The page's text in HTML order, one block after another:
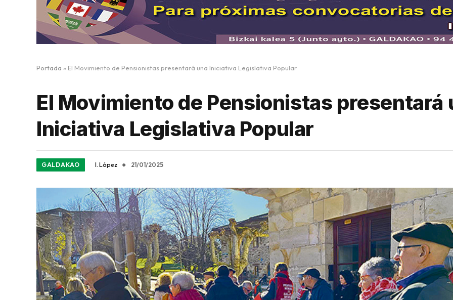
Portada » El Movimiento de Pensionistas presentará una Iniciativa Legislativa Popular
El Movimiento de Pensionistas presentará
Iniciativa Legislativa Popular
GALDAKAO I. López 21/01/2025